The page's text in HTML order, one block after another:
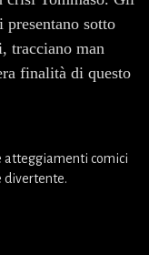
sotto
tracciano man
finalità di questo
atteggiamenti comici
divertente.